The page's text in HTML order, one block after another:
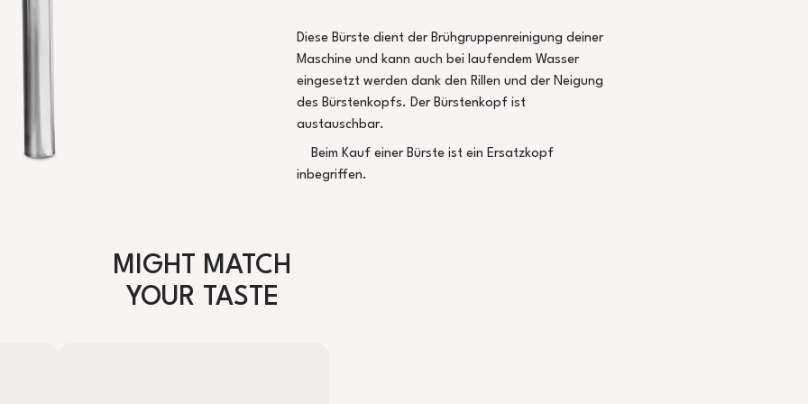
Diese Bürste dient der Brühgruppenreinigung deiner
Maschine und kann auch bei laufendem Wasser
eingesetzt werden dank den Rillen und der Neigung
des Bürstenkopfs. Der Bürstenkopf ist
austauschbar.
Beim Kauf einer Bürste ist ein Ersatzkopf
inbegriffen.
MIGHT MATCH
YOUR TASTE